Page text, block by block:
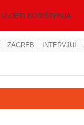
UVJETI KORIŠTENJA
ZAGREB INTERVJUI